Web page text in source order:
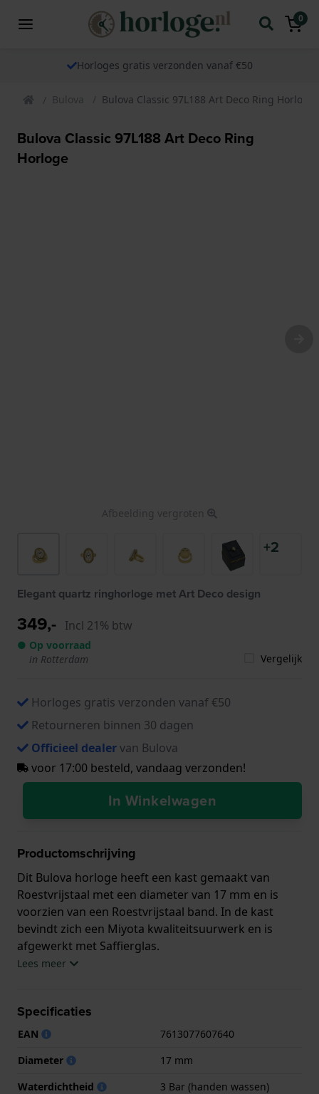
0
Horloges gratis verzonden vanaf €50
Bulova Bulova Classic 97L188 Art Deco Ring Horloge
Bulova Classic 97L188 Art Deco Ring
Horloge
Afbeelding vergroten
+2
Elegant quartz ringhorloge met Art Deco design
349,- Incl 21% btw
● Op voorraad
in Rotterdam
Vergelijk
Horloges gratis verzonden vanaf €50
Retourneren binnen 30 dagen
Officieel dealervan Bulova
voor 17:00 besteld, vandaag verzonden!
In Winkelwagen
Productomschrijving
Dit Bulova horloge heeft een kast gemaakt van
Roestvrijstaal met een diameter van 17 mm en is
voorzien van een Roestvrijstaal band. In de kast
bevindt zich een Miyota kwaliteitsuurwerk en is
afgewerkt met Saffierglas.
geleverd met 2 jaar garantie.
Lees meer
Specificaties
EAN
7613077607640
Diameter
17 mm
Waterdichtheid
3 Bar (handen wassen)